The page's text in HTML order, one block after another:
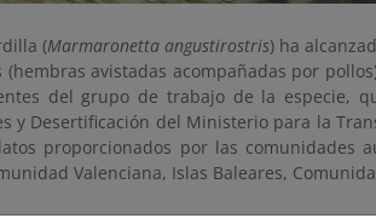
(Marmaronetta angustirostris) ha
avistadas acompañadas por
del grupo de trabajo de la especie,
y Desertificación del Ministerio para la
proporcionados por las comunidades
Valenciana, Islas Baleares,